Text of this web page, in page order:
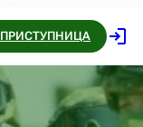
ПРИСТУПНИЦА